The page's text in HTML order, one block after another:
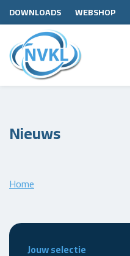
DOWNLOADS WEBSHOP
Nieuws
Home
Jouw selectie